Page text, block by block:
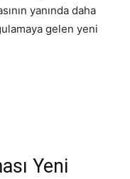
yanında daha
gelen yeni
Yeni